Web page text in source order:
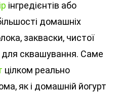
інгредієнтів або
домашніх
закваски, чистої
для сквашування. Саме
цілком реально
як і домашній йогурт